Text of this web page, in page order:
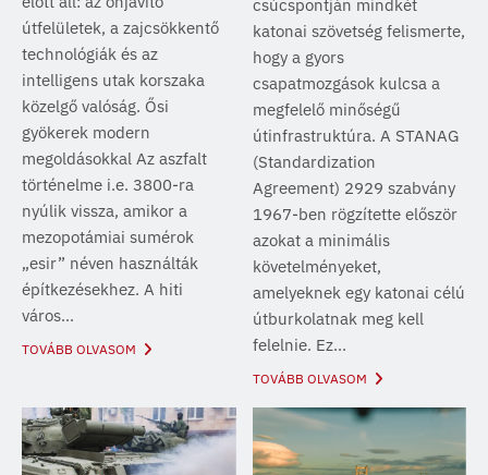
útfelületek, a zajcsökkentő
technológiák és az
intelligens utak korszaka
közelgő valóság. Ősi
gyökerek modern
megoldásokkal Az aszfalt
történelme i.e. 3800-ra
nyúlik vissza, amikor a
mezopotámiai sumérok
„esir” néven használták
építkezésekhez. A hiti
város...
TOVÁBB OLVASOM
csúcspontján mindkét
katonai szövetség felismerte,
hogy a gyors
csapatmozgások kulcsa a
megfelelő minőségű
útinfrastruktúra. A STANAG
(Standardization
Agreement) 2929 szabvány
1967-ben rögzítette először
azokat a minimális
követelményeket,
amelyeknek egy katonai célú
útburkolatnak meg kell
felelnie. Ez...
TOVÁBB OLVASOM